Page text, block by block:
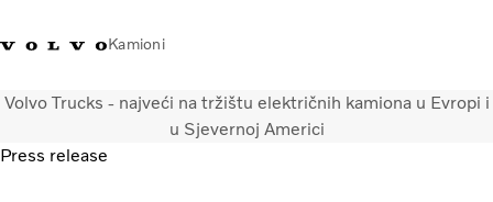
Kamioni
Volvo Trucks Bosna i
Prodavaonica Volvo Trucks
promo materijala
Prijava
Bosna I
Volvo Trucks - najveći na tržištu električnih kamiona u Evropi i
u Sjevernoj Americi
Press release